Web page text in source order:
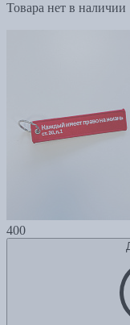
Товара нет в наличии
400